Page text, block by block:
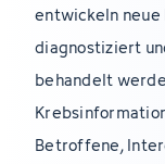
entwickeln neue
diagnostiziert
behandelt
Betroffene,